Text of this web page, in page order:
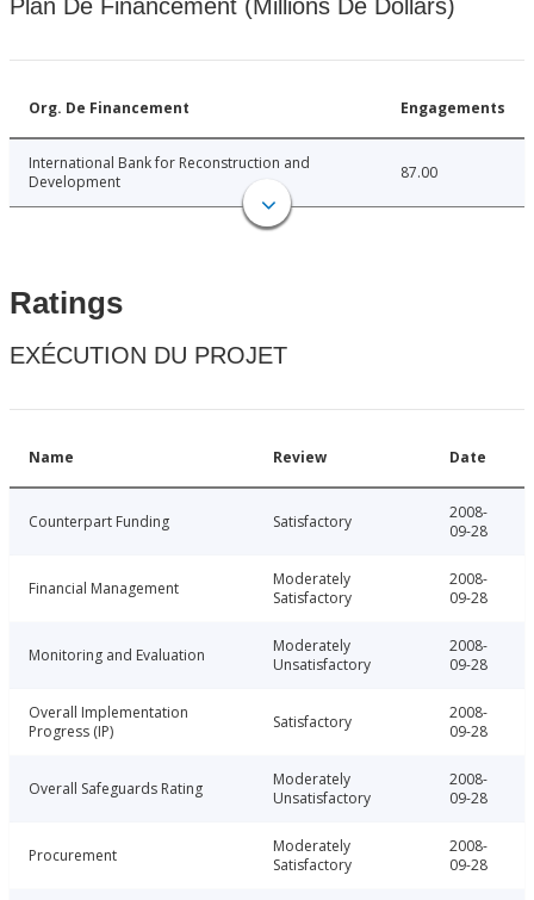
Plan De Financement (Millions De Dollars)
Org. De Financement Engagements
International Bank for Reconstruction and
Development
87.00
Ratings
EXÉCUTION DU PROJET
Name Review Date
Counterpart Funding Satisfactory
2008-
09-28
Financial Management
Moderately
Satisfactory
2008-
09-28
Monitoring and Evaluation
Moderately
Unsatisfactory
2008-
09-28
Overall Implementation
Progress (IP)
Satisfactory
2008-
09-28
Overall Safeguards Rating
Moderately
Unsatisfactory
2008-
09-28
Procurement
Moderately
Satisfactory
2008-
09-28